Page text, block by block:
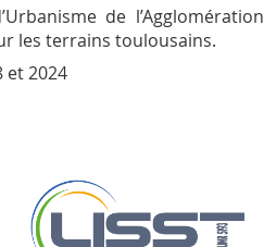
de l’Agglomération
les terrains toulousains.
et 2024